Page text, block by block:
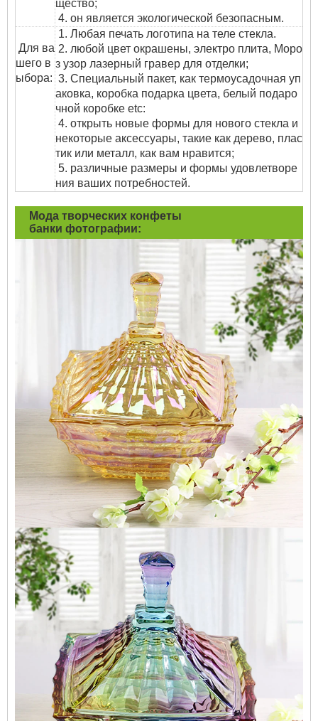
щество;
4. он является экологической безопасным.
Для ва
шего в
ыбора:
1. Любая печать логотипа на теле стекла.
2. любой цвет окрашены, электро плита, Моро
з узор лазерный гравер для отделки;
3. Специальный пакет, как термоусадочная уп
аковка, коробка подарка цвета, белый подаро
чной коробке etc:
4. открыть новые формы для нового стекла и
некоторые аксессуары, такие как дерево, плас
тик или металл, как вам нравится;
5. различные размеры и формы удовлетворе
ния ваших потребностей.
Мода творческих конфеты
банки фотографии: